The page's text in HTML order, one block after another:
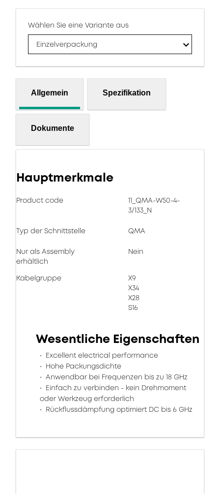
Wählen Sie eine Variante aus
Einzelverpackung
Allgemein Spezifikation
Dokumente
Hauptmerkmale
Product code
11_QMA-W50-4-
3/133_N
Typ der Schnittstelle QMA
Nur als Assembly
erhältlich
Nein
Kabelgruppe
X9
X34
X28
S16
Wesentliche Eigenschaften
Excellent electrical performance
Hohe Packungsdichte
Anwendbar bei Frequenzen bis zu 18 GHz
Einfach zu verbinden - kein Drehmoment
oder Werkzeug erforderlich
Rückflussdämpfung optimiert DC bis 6 GHz